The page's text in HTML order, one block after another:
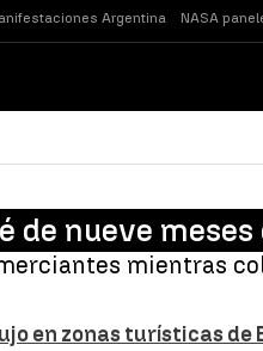
Argentina NASA
de nueve
mientras
en zonas turísticas de